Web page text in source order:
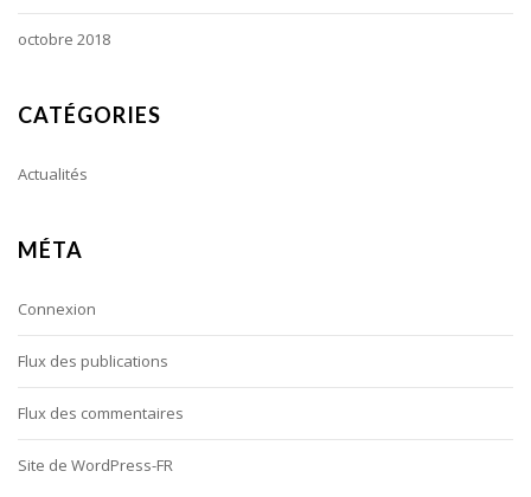
octobre 2018
CATÉGORIES
Actualités
MÉTA
Connexion
Flux des publications
Flux des commentaires
Site de WordPress-FR